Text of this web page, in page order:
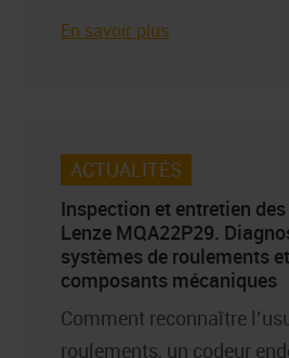
En savoir plus
ACTUALITÉS
Inspection et entretien
Lenze MQA22P29.
systèmes de roulements
composants mécaniques
Comment reconnaître
roulements, un codeur